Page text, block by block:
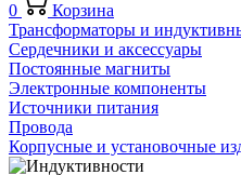
0
Корзина
Трансформаторы и
Сердечники и аксессуары
Постоянные магниты
Электронные компоненты
Источники питания
Провода
Корпусные и установочные